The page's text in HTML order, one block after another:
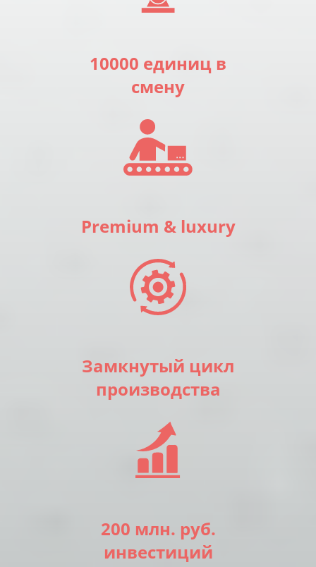
10000 единиц в
смену
Premium & luxury
Замкнутый цикл
производства
200 млн. руб.
инвестиций